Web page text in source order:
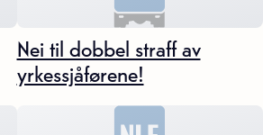
Nei til dobbel straff av
yrkessjåførene!